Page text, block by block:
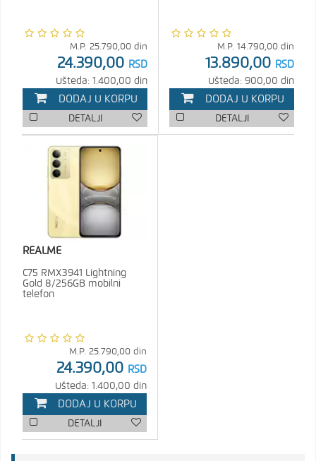
M.P. 25.790,00 din
24.390,00 RSD
Ušteda: 1.400,00 din
DODAJ U KORPU
DETALJI
M.P. 14.790,00 din
13.890,00 RSD
Ušteda: 900,00 din
DODAJ U KORPU
DETALJI
REALME
C75 RMX3941 Lightning
Gold 8/256GB mobilni
telefon
M.P. 25.790,00 din
24.390,00 RSD
Ušteda: 1.400,00 din
DODAJ U KORPU
DETALJI